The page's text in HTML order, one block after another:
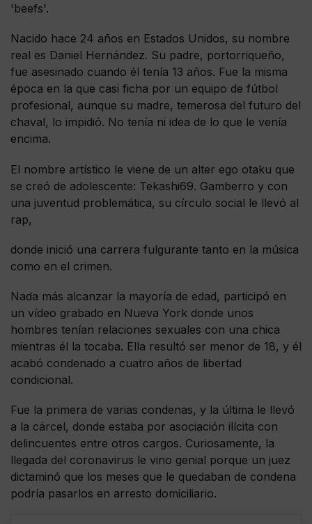
'beefs'.
Nacido hace 24 años en Estados Unidos, su nombre
real es Daniel Hernández. Su padre, portorriqueño,
fue asesinado cuando él tenía 13 años. Fue la misma
época en la que casi ficha por un equipo de fútbol
profesional, aunque su madre, temerosa del futuro del
chaval, lo impidió. No tenía ni idea de lo que le venía
encima.
El nombre artístico le viene de un alter ego otaku que
se creó de adolescente: Tekashi69. Gamberro y con
una juventud problemática, su círculo social le llevó al
rap,
donde inició una carrera fulgurante tanto en la música
como en el crimen.
Nada más alcanzar la mayoría de edad, participó en
un vídeo grabado en Nueva York donde unos
hombres tenían relaciones sexuales con una chica
mientras él la tocaba. Ella resultó ser menor de 18, y él
acabó condenado a cuatro años de libertad
condicional.
Fue la primera de varias condenas, y la última le llevó
a la cárcel, donde estaba por asociación ilícita con
delincuentes entre otros cargos. Curiosamente, la
llegada del coronavirus le vino genial porque un juez
dictaminó que los meses que le quedaban de condena
podría pasarlos en arresto domiciliario.